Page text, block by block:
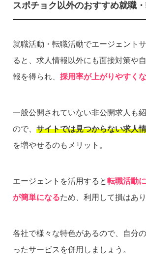
スポチョク以外のおすすめ就職
就職活動・転職活動でエージェント
ると、求人情報以外にも面接対策や
報を得られ、 採用率が上がりやすく
一般公開されていない非公開求人も
ので、 サイトでは見つからない求人
を増やせるのもメリット。
エージェントを活用すると転職活動
が簡単になるため、利用して損はあり
各社で様々な特色があるので、自分
ったサービスを併用しましょう。